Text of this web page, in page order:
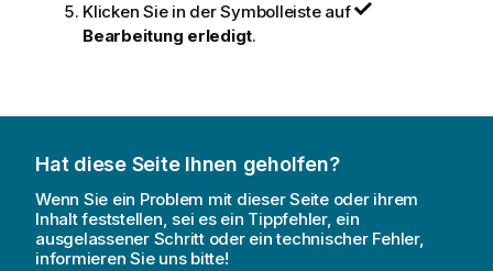
Klicken Sie in der Symbolleiste auf
Bearbeitung erledigt.
Hat diese Seite Ihnen geholfen?
Wenn Sie ein Problem mit dieser Seite oder ihrem
Inhalt feststellen, sei es ein Tippfehler, ein
ausgelassener Schritt oder ein technischer Fehler,
informieren Sie uns bitte!